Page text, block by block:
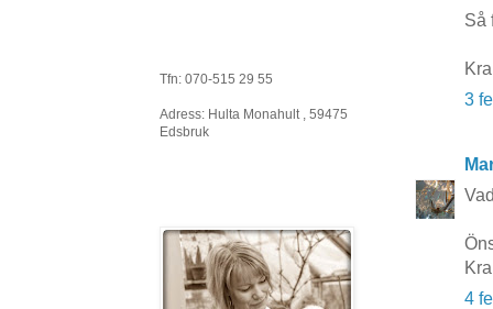
Så
3
4
Tfn: 070-515 29 55
Adress: Hulta Monahult , 59475
Edsbruk